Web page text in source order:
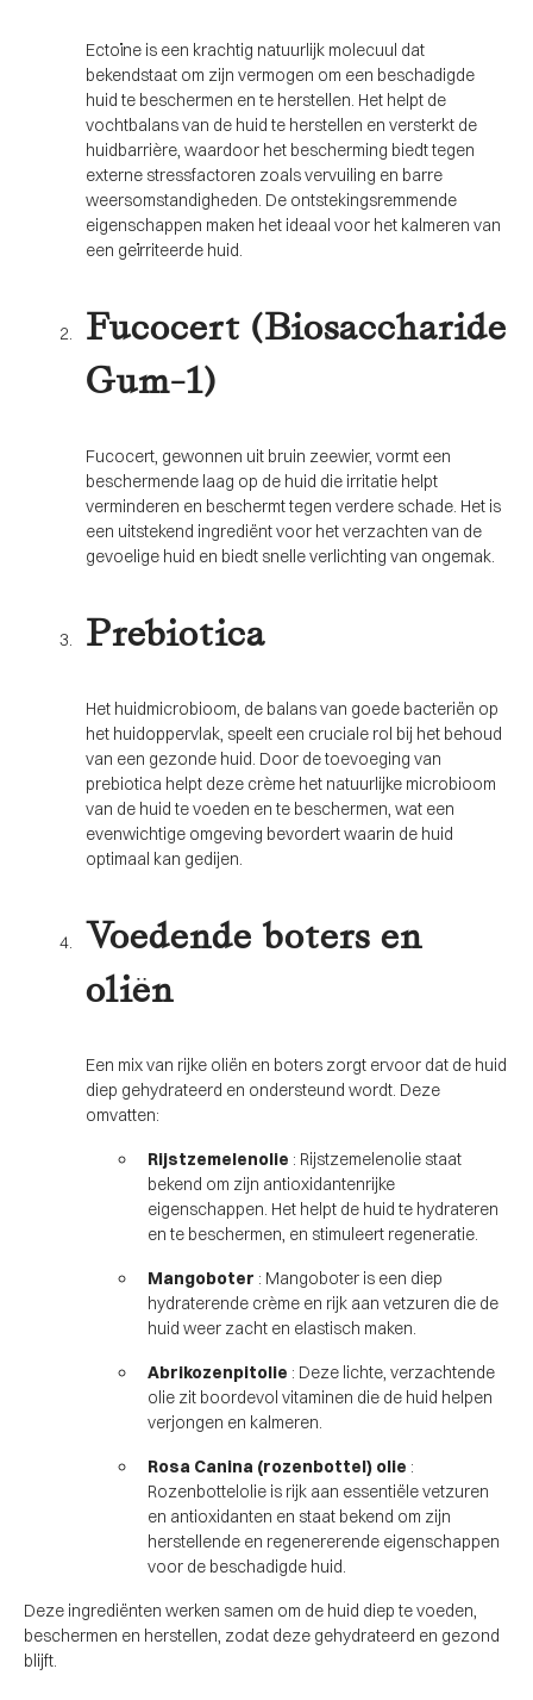
Ectoïne is een krachtig natuurlijk molecuul dat
bekendstaat om zijn vermogen om een ​​beschadigde
huid te beschermen en te herstellen. Het helpt de
vochtbalans van de huid te herstellen en versterkt de
huidbarrière, waardoor het bescherming biedt tegen
externe stressfactoren zoals vervuiling en barre
weersomstandigheden. De ontstekingsremmende
eigenschappen maken het ideaal voor het kalmeren van
een geïrriteerde huid.
Fucocert (Biosaccharide
Gum-1)
Fucocert, gewonnen uit bruin zeewier, vormt een
beschermende laag op de huid die irritatie helpt
verminderen en beschermt tegen verdere schade. Het is
een uitstekend ingrediënt voor het verzachten van de
gevoelige huid en biedt snelle verlichting van ongemak.
Prebiotica
Het huidmicrobioom, de balans van goede bacteriën op
het huidoppervlak, speelt een cruciale rol bij het behoud
van een gezonde huid. Door de toevoeging van
prebiotica helpt deze crème het natuurlijke microbioom
van de huid te voeden en te beschermen, wat een
evenwichtige omgeving bevordert waarin de huid
optimaal kan gedijen.
Voedende boters en
oliën
Een mix van rijke oliën en boters zorgt ervoor dat de huid
diep gehydrateerd en ondersteund wordt. Deze
omvatten:
Rijstzemelenolie : Rijstzemelenolie staat
bekend om zijn antioxidantenrijke
eigenschappen. Het helpt de huid te hydrateren
en te beschermen, en stimuleert regeneratie.
Mangoboter : Mangoboter is een diep
hydraterende crème en rijk aan vetzuren die de
huid weer zacht en elastisch maken.
Abrikozenpitolie : Deze lichte, verzachtende
olie zit boordevol vitaminen die de huid helpen
verjongen en kalmeren.
Rosa Canina (rozenbottel) olie :
Rozenbottelolie is rijk aan essentiële vetzuren
en antioxidanten en staat bekend om zijn
herstellende en regenererende eigenschappen
voor de beschadigde huid.
Deze ingrediënten werken samen om de huid diep te voeden,
beschermen en herstellen, zodat deze gehydrateerd en gezond
blijft.